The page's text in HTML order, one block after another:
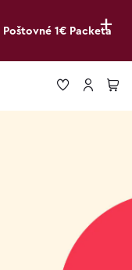
+
Poštovné 1€ Packeta